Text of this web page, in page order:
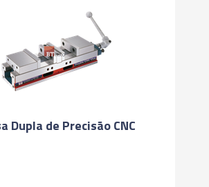
Dupla de Precisão CNC